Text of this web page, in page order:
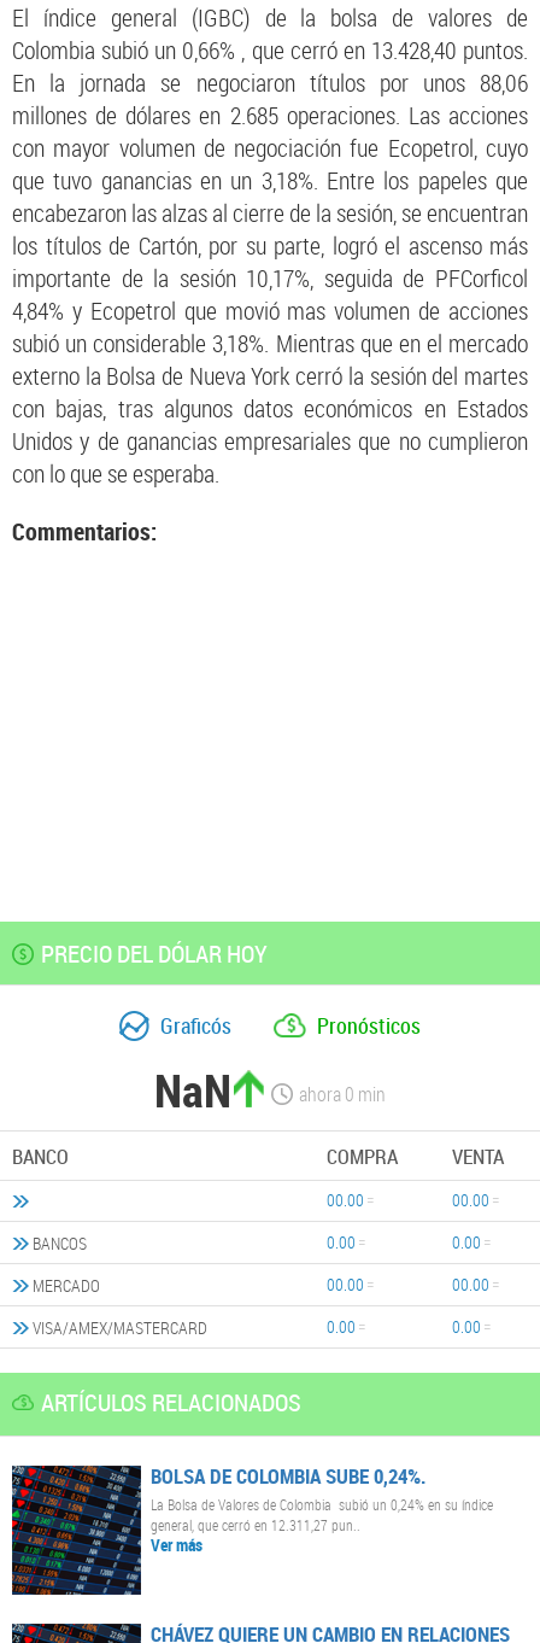
El índice general (IGBC) de la bolsa de valores de
Colombia subió un 0,66% , que cerró en 13.428,40 puntos.
En la jornada se negociaron títulos por unos 88,06
millones de dólares en 2.685 operaciones. Las acciones
con mayor volumen de negociación fue Ecopetrol, cuyo
que tuvo ganancias en un 3,18%. Entre los papeles que
encabezaron las alzas al cierre de la sesión, se encuentran
los títulos de Cartón, por su parte, logró el ascenso más
importante de la sesión 10,17%, seguida de PFCorficol
4,84% y Ecopetrol que movió mas volumen de acciones
subió un considerable 3,18%. Mientras que en el mercado
externo la Bolsa de Nueva York cerró la sesión del martes
con bajas, tras algunos datos económicos en Estados
Unidos y de ganancias empresariales que no cumplieron
con lo que se esperaba.
Commentarios:
PRECIO DEL DÓLAR HOY
Graficós Pronósticos
NaN ahora0 min
BANCO COMPRA VENTA
00.00
00.00
BANCOS
0.00
0.00
MERCADO
00.00
00.00
VISA/AMEX/MASTERCARD
0.00 0.00
ARTÍCULOS RELACIONADOS
BOLSA DE COLOMBIA SUBE 0,24%.
La Bolsa de Valores de Colombia subió un 0,24% en su índice
general, que cerró en 12.311,27 pun..
Ver más
CHÁVEZ QUIERE UN CAMBIO EN RELACIONES